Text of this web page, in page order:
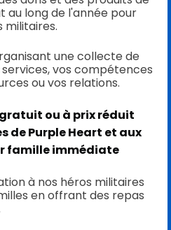
au long de l'année pour
militaires.
une collecte de
vos compétences
ou vos relations.
ou à prix réduit
de Purple Heart et aux
famille immédiate
à nos héros militaires
en offrant des repas